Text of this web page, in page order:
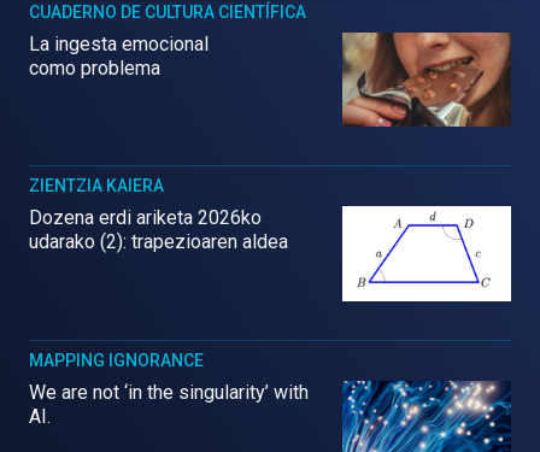
CUADERNO DE CULTURA CIENTÍFICA
La ingesta emocional
como problema
ZIENTZIA KAIERA
Dozena erdi ariketa 2026ko
udarako (2): trapezioaren aldea
MAPPING IGNORANCE
We are not ‘in the singularity’ with
AI.